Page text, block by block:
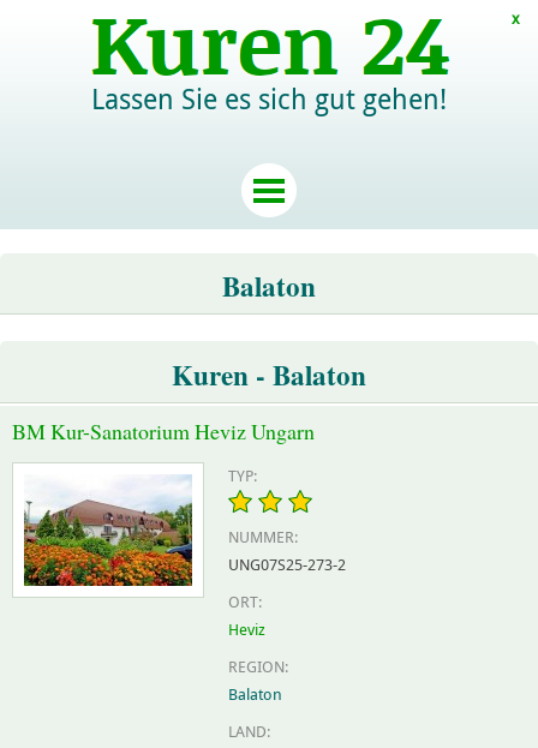
Lassen Sie es sich gut gehen!
Balaton
Kuren - Balaton
BM Kur-Sanatorium Heviz Ungarn
TYP:
NUMMER:
UNG07S25-273-2
ORT:
Heviz
REGION:
Balaton
LAND:
x